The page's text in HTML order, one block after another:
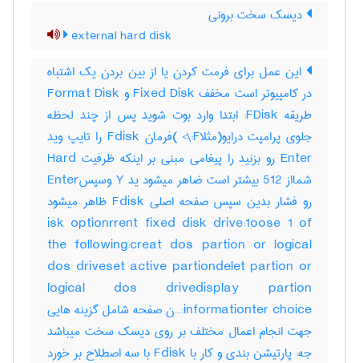
دیسک سخت برونی
external hard disk
این عمل برای فرمت کردن یا از بین بردن یک اشتباه
در کامپیوتر است مخفف Fixed Disk و Format Disk
طریقه FDisk: ابتدا وارد بوت شوید پس از چند لحظه
جلوی پرامپت درایو(مثلاF:\> )فرمان Fdisk را تایپ وید
Enter رو بزنید را پیغامی مبنی بر اینکه ظرفیت Hard
شمااز 512 بیشتر است ضاهر میشود ید Y وسپسEnter
رو فشار بدین سپس صفحه اصلی Fdisk ظاهر میشود
isk optionrrent fixed disk drive:1oose 1 of
the following:creat dos partion or logical
dos driveset active partiondelet partion or
logical dos drivedisplay partion
informationter choice:…ن صفحه شامل گزینه هایی
جهت انجام اعمال مختلف بر روی دیسک سخت میباشد
جه: پارتیشن بندی و کار با Fdisk با سه اصطلاح بر خورد